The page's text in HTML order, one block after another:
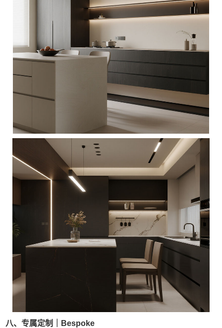
八、专属定制｜Bespoke